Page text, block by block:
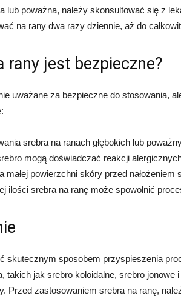
lub poważna, należy skonsultować się z
na rany dwa razy dziennie, aż do
rany jest bezpieczne?
uważane za bezpieczne do stosowania,
srebra na ranach głębokich lub
mogą doświadczać reakcji
małej powierzchni skóry przed nałożeniem
ilości srebra na ranę może spowolnić
skutecznym sposobem przyspieszenia
takich jak srebro koloidalne, srebro jonowe
Przed zastosowaniem srebra na ranę,